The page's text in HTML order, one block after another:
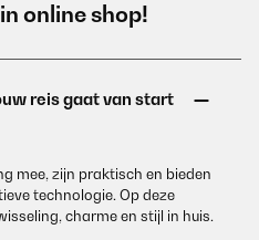
online shop!
mee, zijn praktisch en bieden
technologie. Op deze
charme en stijl in huis.